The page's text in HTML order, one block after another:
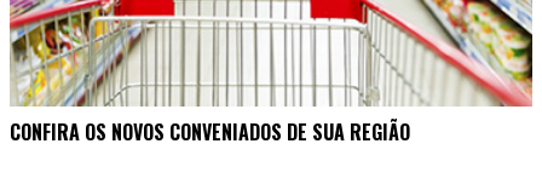
CONFIRA OS NOVOS CONVENIADOS DE SUA REGIÃO